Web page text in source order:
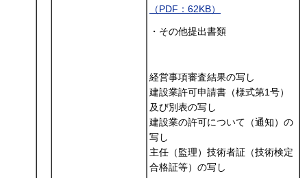
（PDF：62KB）
・その他提出書類
経営事項審査結果の写し
建設業許可申請書（様式第1号）
及び別表の写し
建設業の許可について（通知）の
写し
主任（監理）技術者証（技術検定
合格証等）の写し